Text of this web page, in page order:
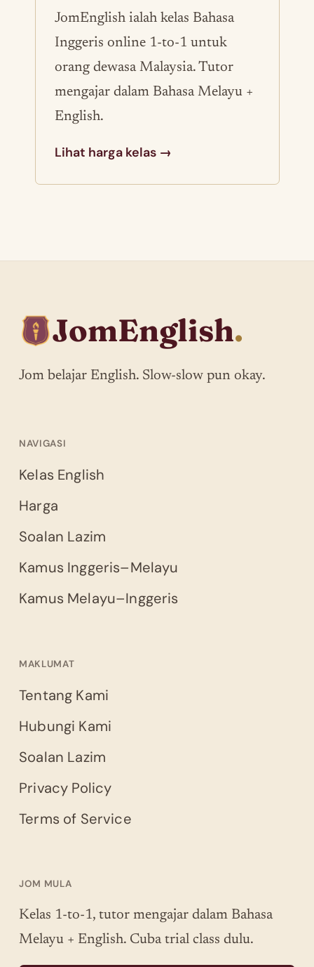
JomEnglish ialah kelas Bahasa
Inggeris online 1-to-1 untuk
orang dewasa Malaysia. Tutor
mengajar dalam Bahasa Melayu +
English.
Lihat harga kelas →
JomEnglish.
Jom belajar English. Slow-slow pun okay.
NAVIGASI
Kelas English
Harga
Soalan Lazim
Kamus Inggeris–Melayu
Kamus Melayu–Inggeris
MAKLUMAT
Tentang Kami
Hubungi Kami
Soalan Lazim
Privacy Policy
Terms of Service
JOM MULA
Kelas 1-to-1, tutor mengajar dalam Bahasa
Melayu + English. Cuba trial class dulu.